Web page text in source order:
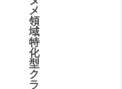
メ
領
域
特
化
型
ク
ラ